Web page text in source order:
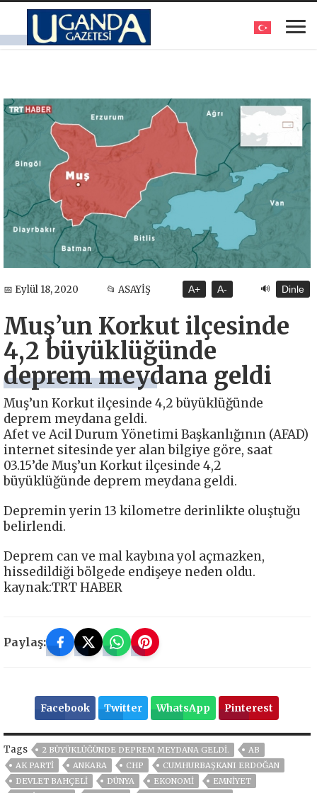
📅 Eylül 18, 2020 📂 ASAYİŞ A+ A- 🔊 Dinle
Muş’un Korkut ilçesinde
4,2 büyüklüğünde
deprem meydana geldi
Muş’un Korkut ilçesinde 4,2 büyüklüğünde
deprem meydana geldi.
Afet ve Acil Durum Yönetimi Başkanlığının (AFAD)
internet sitesinde yer alan bilgiye göre, saat
03.15’de Muş’un Korkut ilçesinde 4,2
büyüklüğünde deprem meydana geldi.
Depremin yerin 13 kilometre derinlikte oluştuğu
belirlendi.
Deprem can ve mal kaybına yol açmazken,
hissedildiği bölgede endişeye neden oldu.
kaynak:TRT HABER
Paylaş:
Facebook Twitter WhatsApp Pinterest
Tags 2 BÜYÜKLÜĞÜNDE DEPREM MEYDANA GELDI.
AB
AK PARTİ
ANKARA CHP
CUMHURBAŞKANI ERDOĞAN
DEVLET BAHÇELİ
DÜNYA EKONOMİ
EMNİYET